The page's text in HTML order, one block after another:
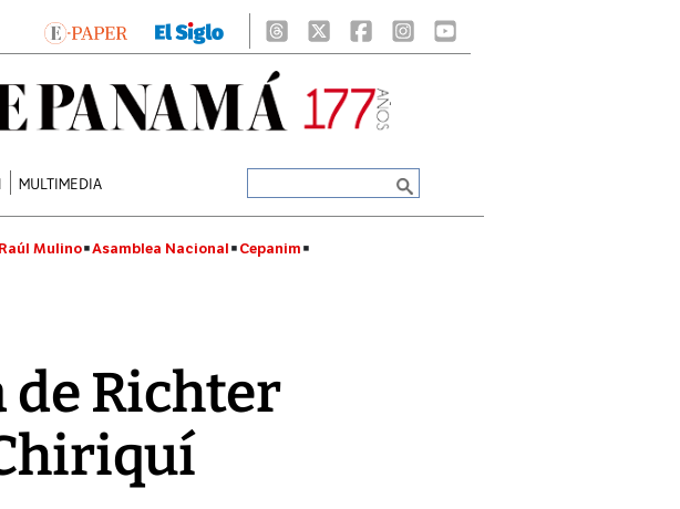
MULTIMEDIA
Mulino Asamblea Nacional Cepanim
de Richter